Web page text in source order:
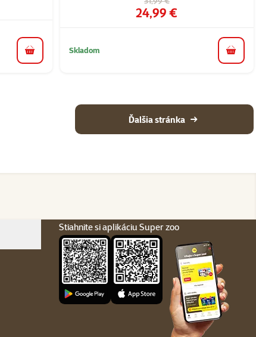
do košíka
Cena
24,99 €
Skladom do
Ďalšia stránka
Stiahnite si aplikáciu Super zoo